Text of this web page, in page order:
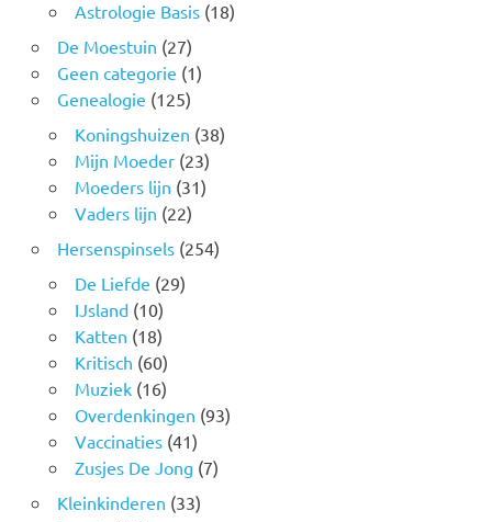
Astrologie Basis(18)
De Moestuin (27)
Geen categorie (1)
Genealogie (125)
Koningshuizen (38)
Mijn Moeder(23)
Moeders lijn (31)
Vaders lijn (22)
Hersenspinsels(254)
De Liefde (29)
IJsland(10)
Katten (18)
Kritisch (60)
Muziek(16)
Overdenkingen (93)
Vaccinaties(41)
Zusjes De Jong (7)
Kleinkinderen (33)